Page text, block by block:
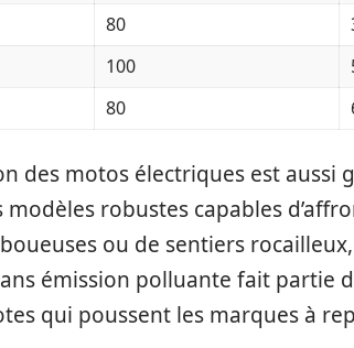
80
100
80
des motos électriques est aussi
robustes capables
boueuses ou de sentiers
émission polluante fait partie
qui poussent les marques à